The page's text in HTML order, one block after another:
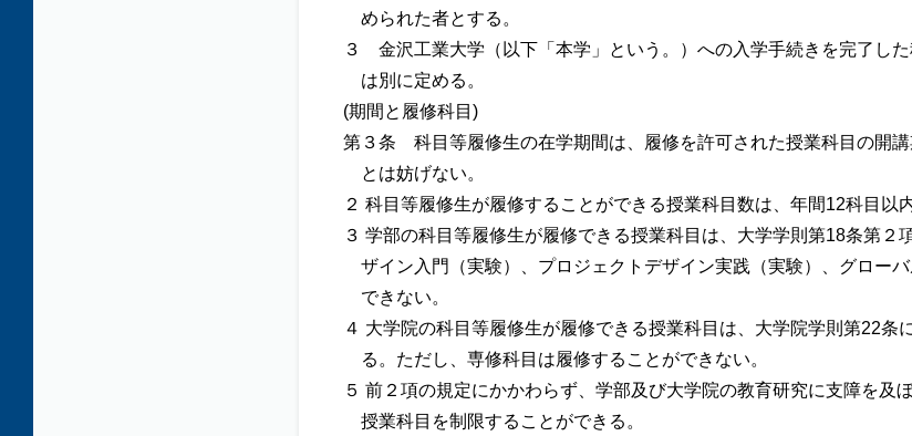
められた者とする。
３ 金沢工業大学（以下「本学」という。）への入学手続きを完了し
は別に定める。
(期間と履修科目)
第３条 科目等履修生の在学期間は、履修を許可された授業科目の開
とは妨げない。
２ 科目等履修生が履修することができる授業科目数は、年間12科目以
３ 学部の科目等履修生が履修できる授業科目は、大学学則第18条第
ザイン入門（実験）、プロジェクトデザイン実践（実験）、グロー
できない。
４ 大学院の科目等履修生が履修できる授業科目は、大学院学則第22
る。ただし、専修科目は履修することができない。
５ 前２項の規定にかかわらず、学部及び大学院の教育研究に支障を
授業科目を制限することができる。